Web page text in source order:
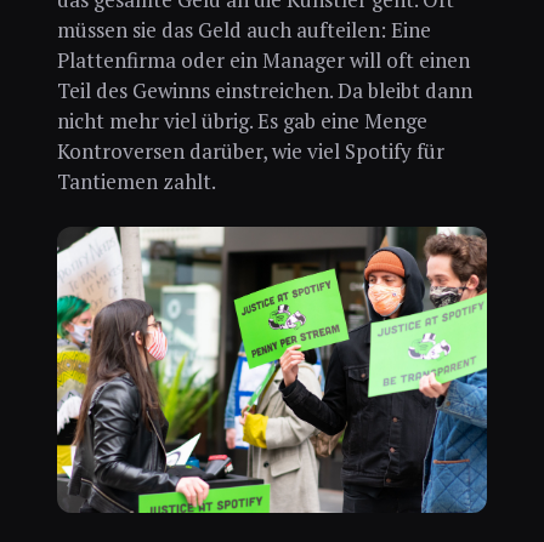
müssen sie das Geld auch aufteilen: Eine
Plattenfirma oder ein Manager will oft einen
Teil des Gewinns einstreichen. Da bleibt dann
nicht mehr viel übrig. Es gab eine Menge
Kontroversen darüber, wie viel Spotify für
Tantiemen zahlt.